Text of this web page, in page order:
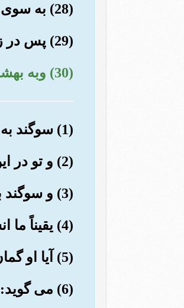
(28) به سوی پروردگارت باز گرد, در حالی که تو از او خوشنوی و او از تو خشنود است.
(29) پس در زمرۀ نبدگان (خاص) من در آی.
(30) وبه بهشت من وارد شو»
(1) سوگند به این شهر (مکه).
(2) و تو در این شهر ساکنی (وجنگ در این شهر برای تو حلال خواهد شد).
(3) و سوگند به پدر (= آدم) وفرزندانش.
(4) یقیناً ما انسان را در رنج آفریدیم.
(5) آیا او گمان می کند هیچ کس بر او (تواناو) قادر نیست؟
(6) می گوید: «مال زیادی را تباه (وخرج) کرده ام».